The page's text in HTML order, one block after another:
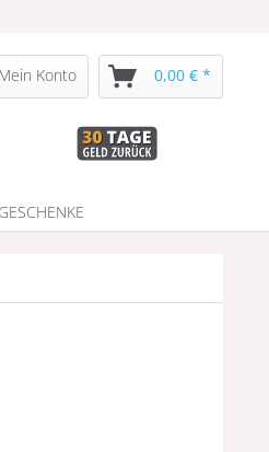
Mein Konto 0,00 € *